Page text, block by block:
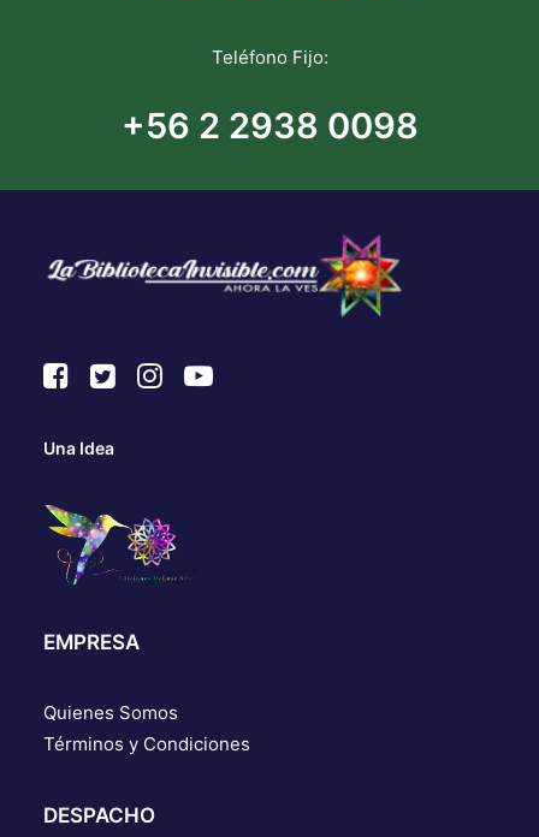
Teléfono Fijo:
+56 2 2938 0098
Una Idea
EMPRESA
Quienes Somos
Términos y Condiciones
DESPACHO